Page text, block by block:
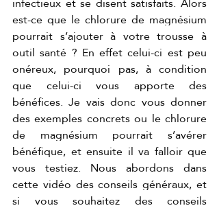
est-ce que le chlorure de magnésium
pourrait s’ajouter à votre trousse à
outil santé ? En effet celui-ci est peu
onéreux, pourquoi pas, à condition
que celui-ci vous apporte des
bénéfices. Je vais donc vous donner
des exemples concrets ou le chlorure
de magnésium pourrait s’avérer
bénéfique, et ensuite il va falloir que
vous testiez. Nous abordons dans
cette vidéo des conseils généraux, et
si vous souhaitez des conseils